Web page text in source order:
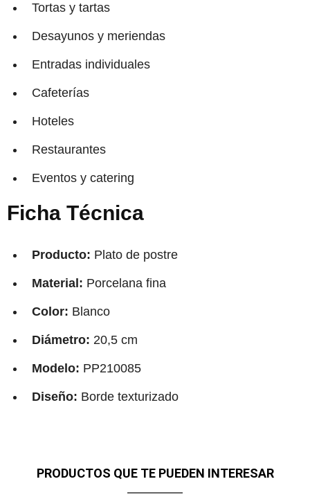
Tortas y tartas
Desayunos y meriendas
Entradas individuales
Cafeterías
Hoteles
Restaurantes
Eventos y catering
Ficha Técnica
Producto: Plato de postre
Material: Porcelana fina
Color: Blanco
Diámetro: 20,5 cm
Modelo: PP210085
Diseño: Borde texturizado
PRODUCTOS QUE TE PUEDEN INTERESAR